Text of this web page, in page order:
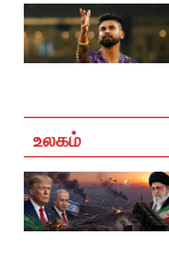
உலகம்